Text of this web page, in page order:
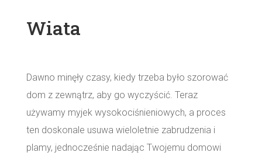
Wiata
Dawno minęły czasy, kiedy trzeba było szorować
dom z zewnątrz, aby go wyczyścić. Teraz
używamy myjek wysokociśnieniowych, a proces
ten doskonale usuwa wieloletnie zabrudzenia i
plamy, jednocześnie nadając Twojemu domowi